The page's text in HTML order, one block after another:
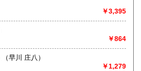
kaitori.com/
機関を対象に、 出張買取を行っており
日野市・町田市などが中心となります
￥3,395
￥864
日本古代の財政制度 （早川 庄八）
￥1,279